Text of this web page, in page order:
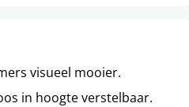
visueel mooier.
in hoogte verstelbaar.